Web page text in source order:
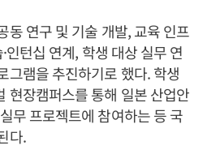
동 연구 및 기술 개발, 교육 인프
인턴십 연계, 학생 대상 실무 연
그램을 추진하기로 했다. 학생
현장캠퍼스를 통해 일본 산업안
무 프로젝트에 참여하는 등 국
다.